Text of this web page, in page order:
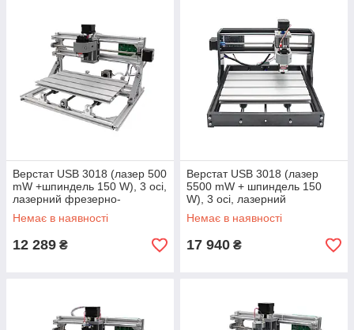
Верстат USB 3018 (лазер 500
mW +шпиндель 150 W), 3 осі,
лазерний фрезерно-
гравірувальний
Немає в наявності
12 289 ₴
Верстат USB 3018 (лазер
5500 mW + шпиндель 150
W), 3 осі, лазерний
фрезерно-гравірувальний
Немає в наявності
17 940 ₴